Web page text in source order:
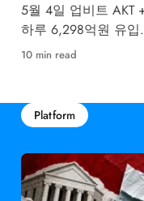
5월 4일 업비트 AKT
하루 6,298억원 유
FOMC 금리 결정이
10 min read
Platform